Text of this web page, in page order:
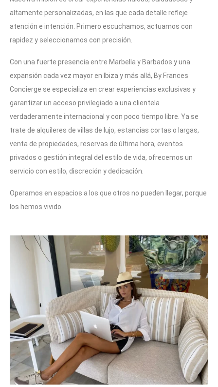
altamente personalizadas, en las que cada detalle refleje
atención e intención. Primero escuchamos, actuamos con
rapidez y seleccionamos con precisión.
Con una fuerte presencia entre Marbella y Barbados y una
expansión cada vez mayor en Ibiza y más allá, By Frances
Concierge se especializa en crear experiencias exclusivas y
garantizar un acceso privilegiado a una clientela
verdaderamente internacional y con poco tiempo libre. Ya se
trate de alquileres de villas de lujo, estancias cortas o largas,
venta de propiedades, reservas de última hora, eventos
privados o gestión integral del estilo de vida, ofrecemos un
servicio con estilo, discreción y dedicación.
Operamos en espacios a los que otros no pueden llegar, porque
los hemos vivido.